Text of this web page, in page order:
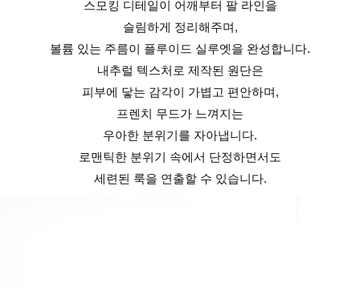
스모킹 디테일이 어깨부터 팔 라인을
슬림하게 정리해주며,
볼륨 있는 주름이 플루이드 실루엣을 완성합니다.
내추럴 텍스처로 제작된 원단은
피부에 닿는 감각이 가볍고 편안하며,
프렌치 무드가 느껴지는
우아한 분위기를 자아냅니다.
로맨틱한 분위기 속에서 단정하면서도